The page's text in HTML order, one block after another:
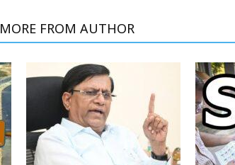
MORE FROM AUTHOR